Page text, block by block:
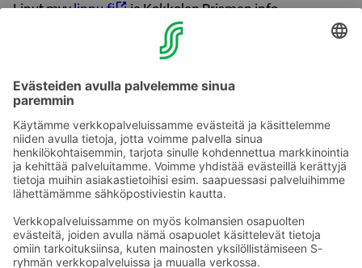
Liput myylippu.fi ja Kokkolan Prisman info.
Tapahtumaan on tarjolla aikuisille K18 lippuja ja Special
VIP-lippuja sekä edullisempia nuorisolippuja.
Special VIP-liput myy lippu.fi
Lisätietoa tapahtumastatäällä .
Ota yhteyttä
Sokos Hotels uutiskirje